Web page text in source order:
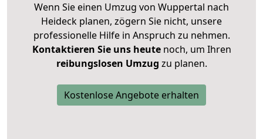
Wenn Sie einen Umzug von Wuppertal nach
Heideck planen, zögern Sie nicht, unsere
professionelle Hilfe in Anspruch zu nehmen.
Kontaktieren Sie uns heutenoch, um Ihren
reibungslosen Umzug zu planen.
Kostenlose Angebote erhalten